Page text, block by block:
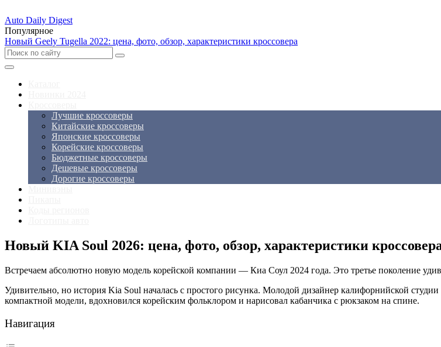
Auto Daily Digest
Популярное
Новый Geely Tugella 2022: цена, фото, обзор, характеристики кроссовера
Лучшие кроссоверы
Китайские кроссоверы
Японские кроссоверы
Корейские кроссоверы
Бюджетные кроссоверы
Дешевые кроссоверы
Дорогие кроссоверы
Новый KIA Soul 2026: цена, фото, обзор, характеристики
Встречаем абсолютно новую модель корейской компании — Киа Соул 2024 года. Это третье поколение
Удивительно, но история Kia Soul началась с простого рисунка. Молодой дизайнер калифорнийской
компактной модели, вдохновился корейским фольклором и нарисовал кабанчика с рюкзаком на спине.
Навигация